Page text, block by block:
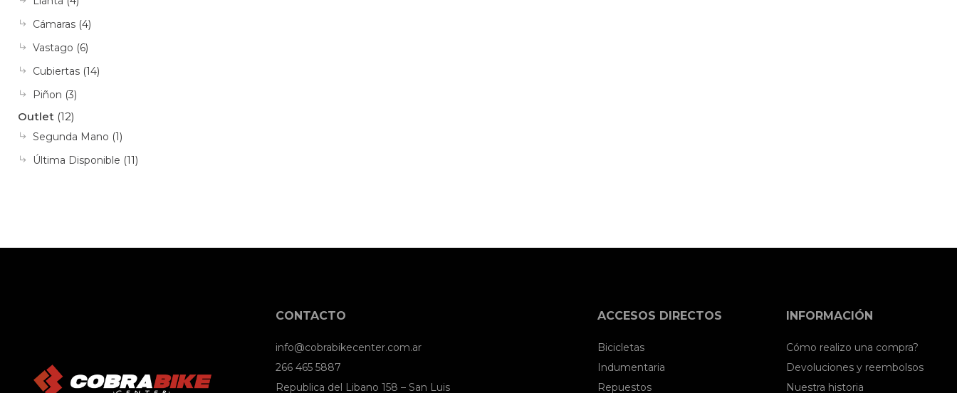
Cámaras (4)
Vastago (6)
Cubiertas (14)
Piñon (3)
Outlet (12)
Segunda Mano (1)
Última Disponible (11)
CONTACTO
info@cobrabikecenter.com.ar
266 465 5887
Republica del Libano 158 – San Luis
ACCESOS DIRECTOS
Bicicletas
Indumentaria
Repuestos
INFORMACIÓN
Cómo realizo una compra?
Devoluciones y reembolsos
Nuestra historia